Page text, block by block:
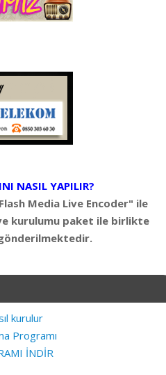
NASIL YAPILIR?
Media Live Encoder" ile
kurulumu paket ile birlikte
kurulur
Programı
İNDİR